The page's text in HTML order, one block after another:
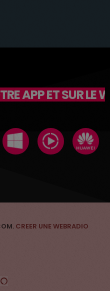
APP ET SUR LE
CREER UNE WEBRADIO